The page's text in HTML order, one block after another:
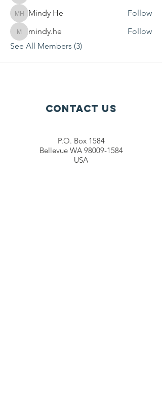
Mindy He
Mindy He Follow
mindy.he
mindy.he
Follow
See All Members (3)
Contact Us
P.O. Box 1584
Bellevue WA 98009-1584
USA